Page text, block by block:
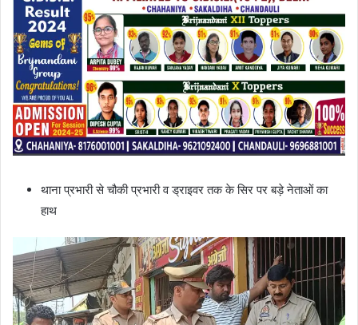
थाना प्रभारी से चौकी प्रभारी व ड्राइवर तक के सिर पर बड़े नेताओं का
हाथ